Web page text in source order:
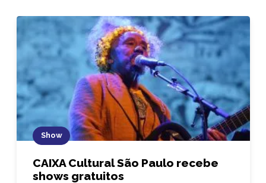
Show
CAIXA Cultural São Paulo recebe
shows gratuitos